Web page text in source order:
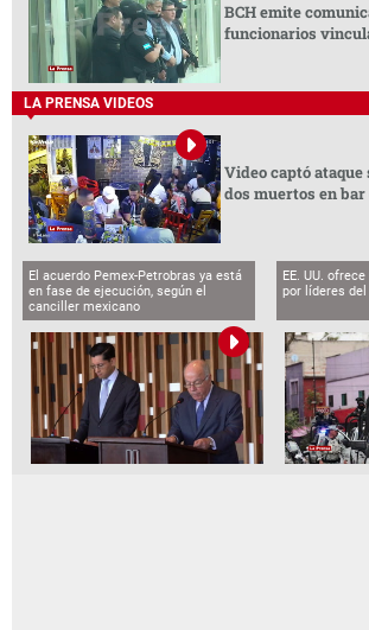
BCH emite
funcionarios
LA PRENSA VIDEOS
Video captó
dos muertos en bar
El acuerdo Pemex-Petrobras ya está
en fase de ejecución, según el
canciller mexicano
EE. UU.
por líderes del